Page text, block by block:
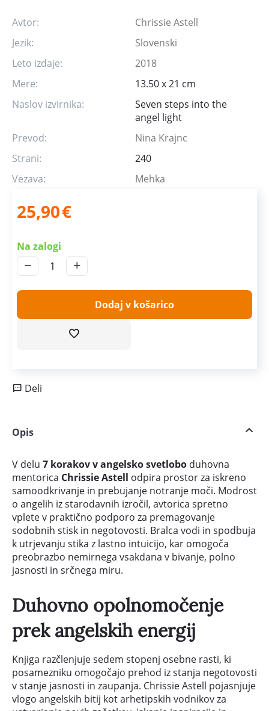
Avtor:
Chrissie Astell
Jezik:
Slovenski
Leto izdaje:
2018
Mere:
13.50 x 21 cm
Naslov izvirnika:
Seven steps into the
angel light
Prevod:
Nina Krajnc
Strani:
240
Vezava:
Mehka
25,90€
Na zalogi
+
−
Dodaj v košarico
Deli
Opis
V delu 7 korakov v angelsko svetlobo duhovna
mentorica Chrissie Astell odpira prostor za iskreno
samoodkrivanje in prebujanje notranje moči. Modrost
o angelih iz starodavnih izročil, avtorica spretno
vplete v praktično podporo za premagovanje
sodobnih stisk in negotovosti. Bralca vodi in spodbuja
k utrjevanju stika z lastno intuicijo, kar omogoča
preobrazbo nemirnega vsakdana v bivanje, polno
jasnosti in srčnega miru.
Duhovno opolnomočenje
prek angelskih energij
Knjiga razčlenjuje sedem stopenj osebne rasti, ki
posamezniku omogočajo prehod iz stanja negotovosti
v stanje jasnosti in zaupanja. Chrissie Astell pojasnjuje
vlogo angelskih bitij kot arhetipskih vodnikov za